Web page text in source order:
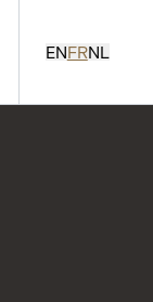
ENFRNL